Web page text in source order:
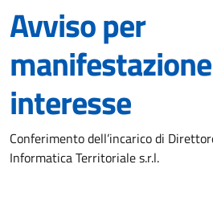
Avviso per
interesse
Dettagli della
Conferimento dell’incarico di
Informatica Territoriale s.r.l.